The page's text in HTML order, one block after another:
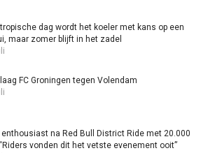
dag wordt het koeler met kans op een
maar zomer blijft in het zadel
FC Groningen tegen Volendam
na Red Bull District Ride met 20.000
vonden dit het vetste evenement ooit”